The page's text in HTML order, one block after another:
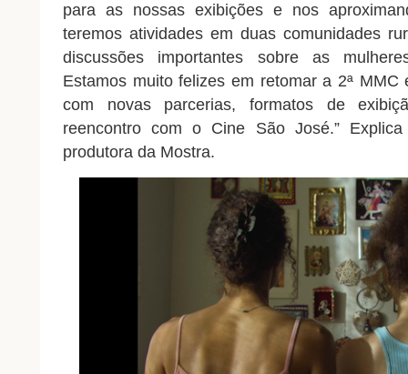
para as nossas exibições e nos
teremos atividades em duas comunidades
discussões importantes sobre as
Estamos muito felizes em retomar a 2ª MMC
com novas parcerias, formatos de
reencontro com o Cine São José.”
produtora da Mostra.